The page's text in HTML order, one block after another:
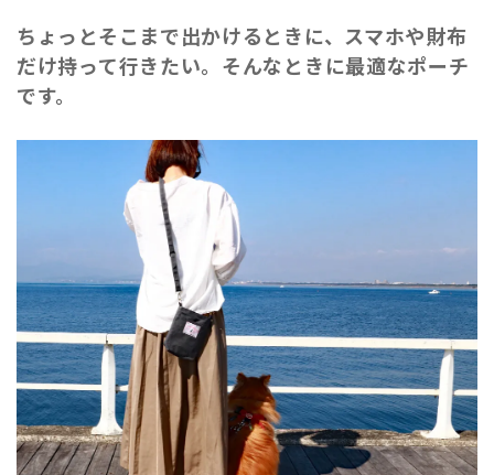
ちょっとそこまで出かけるときに、スマホや財布
だけ持って行きたい。そんなときに最適なポーチ
です。